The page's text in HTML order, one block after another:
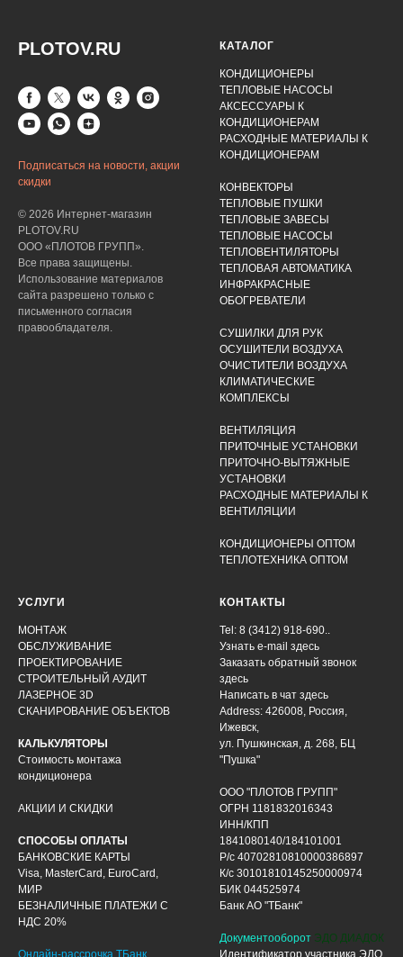
PLOTOV.RU
Подписаться на новости, акции
скидки
© 2026 Интернет-магазин
PLOTOV.RU
ООО «ПЛОТОВ ГРУПП».
Все права защищены.
Использование материалов
сайта разрешено только с
письменного согласия
правообладателя.
КАТАЛОГ
КОНДИЦИОНЕРЫ
ТЕПЛОВЫЕ НАСОСЫ
АКСЕССУАРЫ К
КОНДИЦИОНЕРАМ
РАСХОДНЫЕ МАТЕРИАЛЫ К
КОНДИЦИОНЕРАМ
КОНВЕКТОРЫ
ТЕПЛОВЫЕ ПУШКИ
ТЕПЛОВЫЕ ЗАВЕСЫ
ТЕПЛОВЫЕ НАСОСЫ
ТЕПЛОВЕНТИЛЯТОРЫ
ТЕПЛОВАЯ АВТОМАТИКА
ИНФРАКРАСНЫЕ
ОБОГРЕВАТЕЛИ
СУШИЛКИ ДЛЯ РУК
ОСУШИТЕЛИ ВОЗДУХА
ОЧИСТИТЕЛИ ВОЗДУХА
КЛИМАТИЧЕСКИЕ
КОМПЛЕКСЫ
ВЕНТИЛЯЦИЯ
ПРИТОЧНЫЕ УСТАНОВКИ
ПРИТОЧНО-ВЫТЯЖНЫЕ
УСТАНОВКИ
РАСХОДНЫЕ МАТЕРИАЛЫ К
ВЕНТИЛЯЦИИ
КОНДИЦИОНЕРЫ ОПТОМ
ТЕПЛОТЕХНИКА ОПТОМ
УСЛУГИ
МОНТАЖ
ОБСЛУЖИВАНИЕ
ПРОЕКТИРОВАНИЕ
СТРОИТЕЛЬНЫЙ АУДИТ
ЛАЗЕРНОЕ 3D
СКАНИРОВАНИЕ ОБЪЕКТОВ
КАЛЬКУЛЯТОРЫ
Стоимость монтажа
кондиционера
АКЦИИ И СКИДКИ
СПОСОБЫ ОПЛАТЫ
БАНКОВСКИЕ КАРТЫ
Visa, MasterCard, EuroCard,
МИР
БЕЗНАЛИЧНЫЕ ПЛАТЕЖИ С
НДС 20%
Онлайн-рассрочка ТБанк
КОНТАКТЫ
Tel: 8 (3412) 918-690..
Узнать e-mail здесь
Заказать обратный звонок
здесь
Написать в чат здесь
Address: 426008, Россия,
Ижевск,
ул. Пушкинская, д. 268, БЦ
"Пушка"
ООО "ПЛОТОВ ГРУПП"
ОГРН 1181832016343
ИНН/КПП
1841080140/184101001
Р/с 40702810810000386897
К/с 30101810145250000974
БИК 044525974
Банк АО "ТБанк"
Документооборот ЭДО ДИАДОК
Идентификатор участника ЭДО